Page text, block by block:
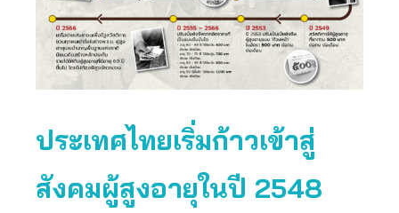
ประเทศไทยเริ่มก้าวเข้าสู่
สังคมผู้สูงอายุในปี 2548